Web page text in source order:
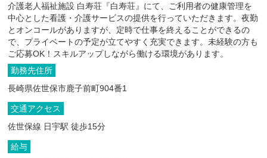
介護老人福祉施設 白寿荘『白寿荘』にて、ご利用者の健康管理を
中心とした看護・介護サービスの提供を行っていただきます。夜勤
とオンコールがありますが、定時で仕事を終えることができるの
で、プライベートの予定が立てやすく充実できます。未経験の方も
ご応募OK！スキルアップしながら働ける環境があります。
勤務先住所
長崎県佐世保市鹿子前町904番1
交通アクセス
佐世保線 日宇駅 徒歩15分
給与